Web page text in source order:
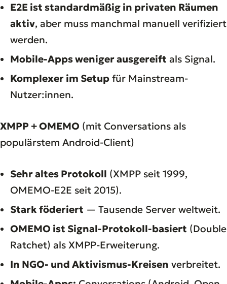
E2E ist standardmäßig in privaten Räumen
aktiv, aber muss manchmal manuell verifiziert
werden.
Mobile-Apps weniger ausgereift als Signal.
Komplexer im Setup für Mainstream-
Nutzer:innen.
XMPP + OMEMO (mit Conversations als
populärstem Android-Client)
Sehr altes Protokoll (XMPP seit 1999,
OMEMO-E2E seit 2015).
Stark föderiert — Tausende Server weltweit.
OMEMO ist Signal-Protokoll-basiert (Double
Ratchet) als XMPP-Erweiterung.
In NGO- und Aktivismus-Kreisen verbreitet.